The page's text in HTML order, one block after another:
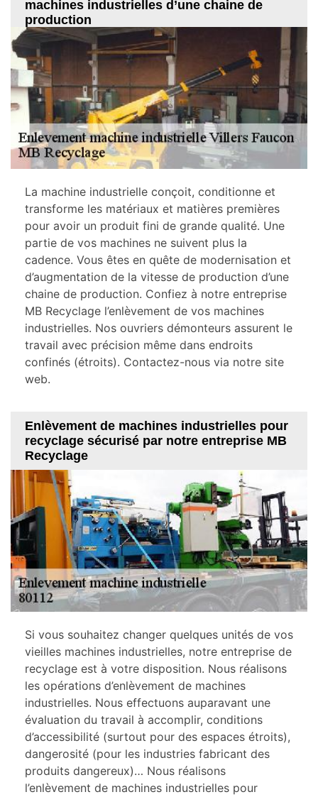
machines industrielles d’une chaine de
production
La machine industrielle conçoit, conditionne et
transforme les matériaux et matières premières
pour avoir un produit fini de grande qualité. Une
partie de vos machines ne suivent plus la
cadence. Vous êtes en quête de modernisation et
d’augmentation de la vitesse de production d’une
chaine de production. Confiez à notre entreprise
MB Recyclage l’enlèvement de vos machines
industrielles. Nos ouvriers démonteurs assurent le
travail avec précision même dans endroits
confinés (étroits). Contactez-nous via notre site
web.
Enlèvement de machines industrielles pour
recyclage sécurisé par notre entreprise MB
Recyclage
Si vous souhaitez changer quelques unités de vos
vieilles machines industrielles, notre entreprise de
recyclage est à votre disposition. Nous réalisons
les opérations d’enlèvement de machines
industrielles. Nous effectuons auparavant une
évaluation du travail à accomplir, conditions
d’accessibilité (surtout pour des espaces étroits),
dangerosité (pour les industries fabricant des
produits dangereux)… Nous réalisons
l’enlèvement de machines industrielles pour